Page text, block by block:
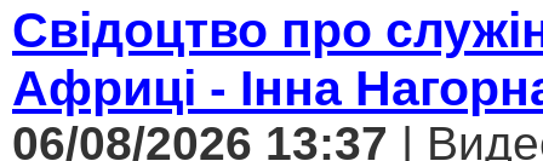
Свідоцтво про
Африці - Інна
06/08/2026 13:37 |